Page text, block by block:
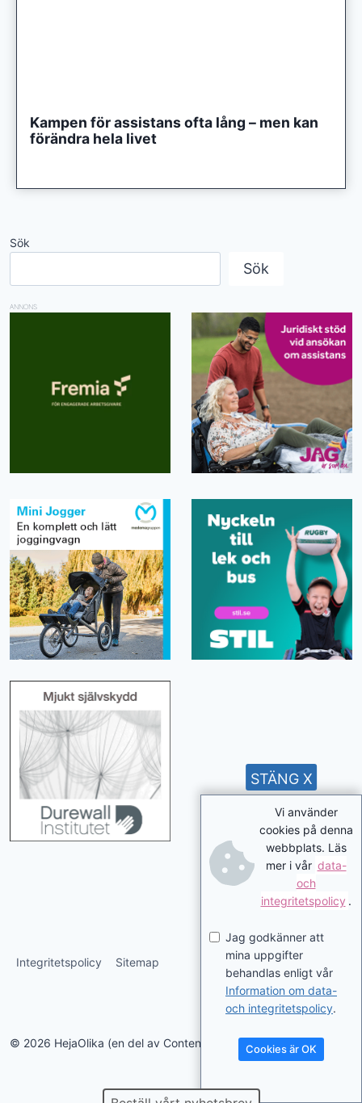
Kampen för assistans ofta lång – men kan
förändra hela livet
Sök
Sök
ANNONS
Integritetspolicy Sitemap
© 2026 HejaOlika (en del av Contentverkstan.se)
Vi använder
cookies på denna
webbplats. Läs
mer i vår data-
och
integritetspolicy .
Jag godkänner att
mina uppgifter
behandlas enligt vår
Information om data-
och integritetspolicy.
Cookies är OK
STÄNG X